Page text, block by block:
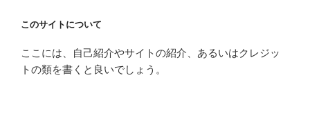
このサイトについて
ここには、自己紹介やサイトの紹介、あるいはクレジッ
トの類を書くと良いでしょう。